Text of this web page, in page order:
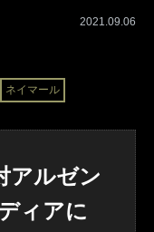
2021.09.06
ネイマール
アルゼン
ィアに